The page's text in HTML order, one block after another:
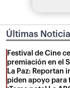
Últimas
Festival de Cine
premiación en el
La Paz: Reportan
piden apoyo para